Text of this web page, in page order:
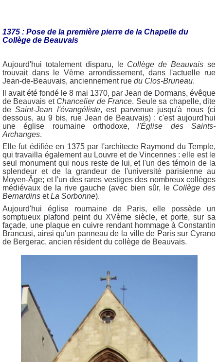
1375 : Pose de la première pierre de la Chapelle du
Collège de Beauvais
Aujourd'hui totalement disparu, le Collège de Beauvais se
trouvait dans le Vème arrondissement, dans l'actuelle rue
Jean-de-Beauvais, anciennement rue du Clos-Bruneau.
Il avait été fondé le 8 mai 1370, par Jean de Dormans, évêque
de Beauvais et Chancelier de France. Seule sa chapelle, dite
deSaint-Jean l'évangéliste, est parvenue jusqu'à nous (ci
dessous, au 9 bis, rue Jean de Beauvais) : c'est aujourd'hui
une église roumaine orthodoxe,l'Église des Saints-
Archanges.
Elle fut édifiée en 1375 par l'architecte Raymond du Temple,
qui travailla également au Louvre et de Vincennes : elle est le
seul monument qui nous reste de lui, et l'un des témoin de la
splendeur et de la grandeur de l'université parisienne au
Moyen-Âge; et l'un des rares vestiges des nombreux collèges
médiévaux de la rive gauche (avec bien sûr, le Collège des
Bernardins etLa Sorbonne).
Aujourd'hui église roumaine de Paris, elle possède un
somptueux plafond peint du XVème siècle, et porte, sur sa
façade, une plaque en cuivre rendant hommage à Constantin
Brancusi, ainsi qu'un panneau de la ville de Paris sur Cyrano
de Bergerac, ancien résident du collège de Beauvais.